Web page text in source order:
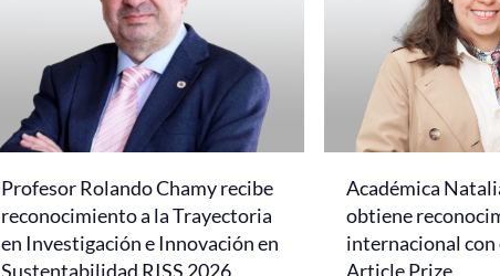
Profesor Rolando Chamy recibe
reconocimiento a la Trayectoria
en Investigación e Innovación en
Sustentabilidad RISS 2026
Académica
obtiene
internacional con
Article Prize